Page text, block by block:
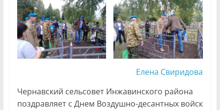
Елена Свиридова
Чернавский сельсовет Инжавинского района
поздравляет с Днем Воздушно-десантных войск